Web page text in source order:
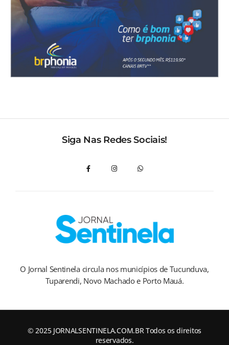
Siga Nas Redes Sociais!
O Jornal Sentinela circula nos municípios de Tucunduva,
Tuparendi, Novo Machado e Porto Mauá.
© 2025 JORNALSENTINELA.COM.BR Todos os direitos
reservados.